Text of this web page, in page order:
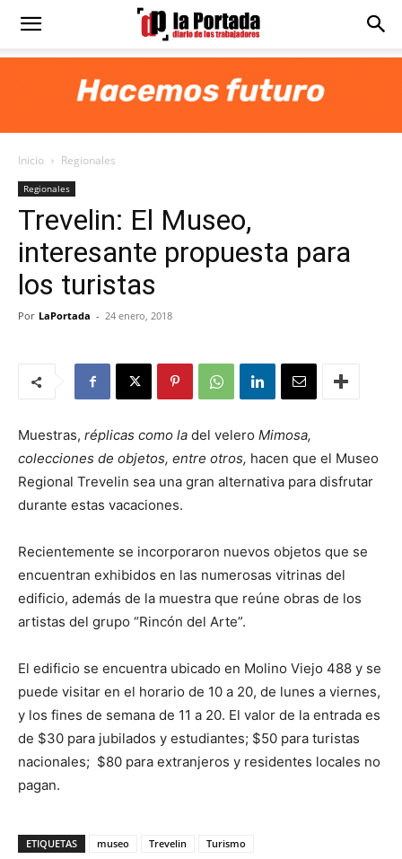
Diario
Portada
Inicio Regionales
Regionales
Trevelin: El Museo,
interesante propuesta para
los turistas
Por LaPortada - 24 enero, 2018
Muestras, réplicas como la del velero Mimosa,
colecciones de objetos, entre otros, hacen que el Museo
Regional Trevelin sea una gran alternativa para disfrutar
durante estas vacaciones.
Recientemente se incorporaron nuevos objetos que se
encuentran exhibidos en las numerosas vitrinas del
edificio, además de la muestra que reúne obras de los
artistas del grupo “Rincón del Arte”.
El edificio se encuentra ubicado en Molino Viejo 488 y se
puede visitar en el horario de 10 a 20, de lunes a viernes,
y los fines de semana de 11 a 20. El valor de la entrada es
de $30 para jubilados y estudiantes; $50 para turistas
nacionales; $80 para extranjeros y residentes locales no
pagan.
ETIQUETAS museo Trevelin Turismo